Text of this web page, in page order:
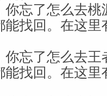
你忘了怎么去
能找回。在这里
你忘了怎么去
能找回。在这里